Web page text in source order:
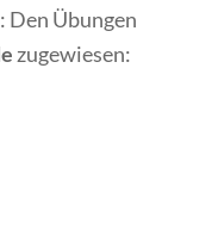
Den Übungen
zugewiesen: